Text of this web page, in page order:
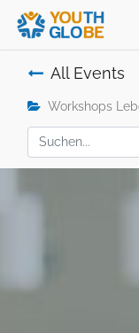
All Events
Workshops